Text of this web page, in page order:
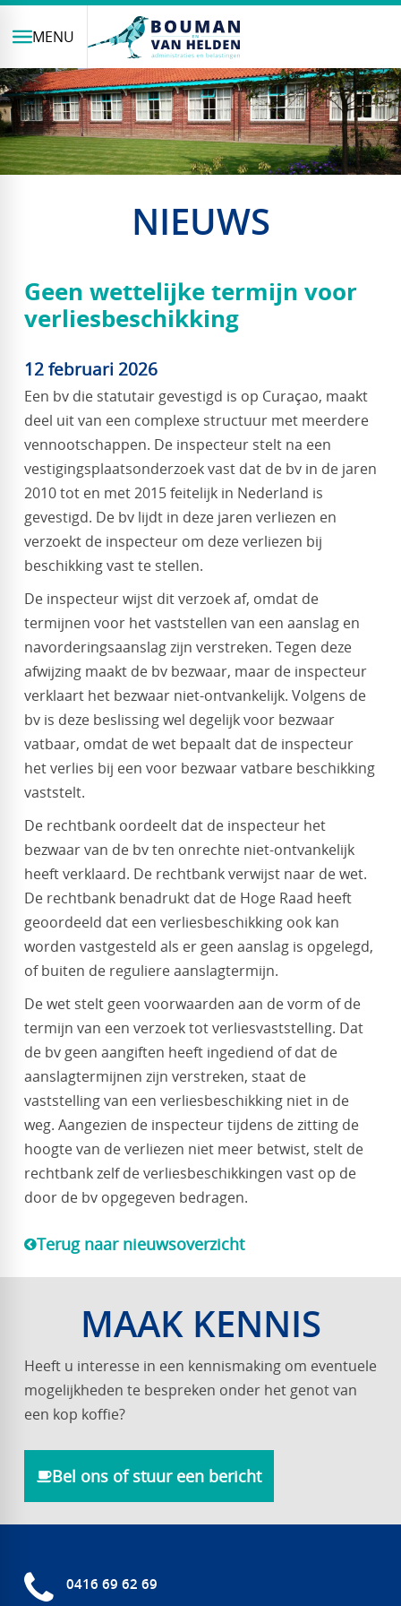
MENU
NIEUWS
Geen wettelijke termijn voor
verliesbeschikking
12 februari 2026
Een bv die statutair gevestigd is op Curaçao, maakt
deel uit van een complexe structuur met meerdere
vennootschappen. De inspecteur stelt na een
vestigingsplaatsonderzoek vast dat de bv in de jaren
2010 tot en met 2015 feitelijk in Nederland is
gevestigd. De bv lijdt in deze jaren verliezen en
verzoekt de inspecteur om deze verliezen bij
beschikking vast te stellen.
De inspecteur wijst dit verzoek af, omdat de
termijnen voor het vaststellen van een aanslag en
navorderingsaanslag zijn verstreken. Tegen deze
afwijzing maakt de bv bezwaar, maar de inspecteur
verklaart het bezwaar niet-ontvankelijk. Volgens de
bv is deze beslissing wel degelijk voor bezwaar
vatbaar, omdat de wet bepaalt dat de inspecteur
het verlies bij een voor bezwaar vatbare beschikking
vaststelt.
De rechtbank oordeelt dat de inspecteur het
bezwaar van de bv ten onrechte niet-ontvankelijk
heeft verklaard. De rechtbank verwijst naar de wet.
De rechtbank benadrukt dat de Hoge Raad heeft
geoordeeld dat een verliesbeschikking ook kan
worden vastgesteld als er geen aanslag is opgelegd,
of buiten de reguliere aanslagtermijn.
De wet stelt geen voorwaarden aan de vorm of de
termijn van een verzoek tot verliesvaststelling. Dat
de bv geen aangiften heeft ingediend of dat de
aanslagtermijnen zijn verstreken, staat de
vaststelling van een verliesbeschikking niet in de
weg. Aangezien de inspecteur tijdens de zitting de
hoogte van de verliezen niet meer betwist, stelt de
rechtbank zelf de verliesbeschikkingen vast op de
door de bv opgegeven bedragen.
Terug naar nieuwsoverzicht
MAAK KENNIS
Heeft u interesse in een kennismaking om eventuele
mogelijkheden te bespreken onder het genot van
een kop koffie?
Bel ons of stuur een bericht
0416 69 62 69